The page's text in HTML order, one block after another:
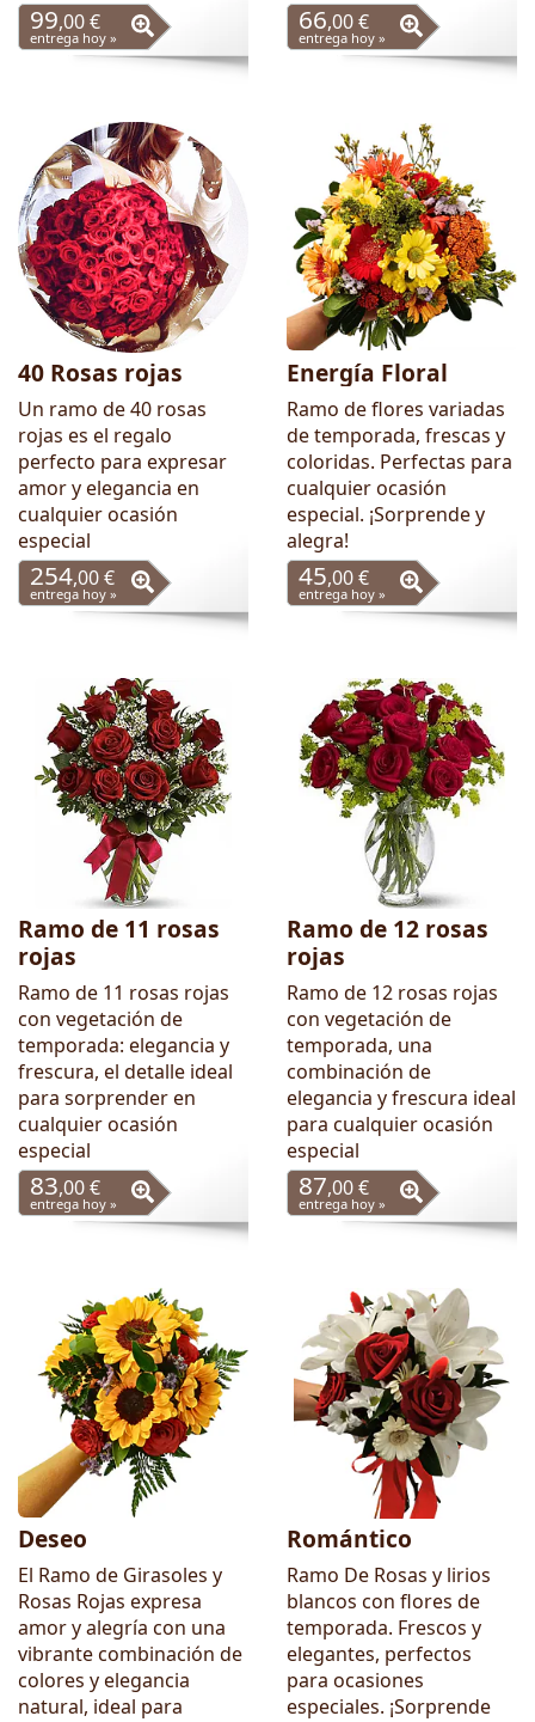
99,00 €
entrega hoy »
66,00 €
entrega hoy »
40 Rosas rojas
Un ramo de 40 rosas
rojas es el regalo
perfecto para expresar
amor y elegancia en
cualquier ocasión
especial
254,00 €
entrega hoy »
Energía Floral
Ramo de flores variadas
de temporada, frescas y
coloridas. Perfectas para
cualquier ocasión
especial. ¡Sorprende y
alegra!
45,00 €
entrega hoy »
Ramo de 11 rosas
rojas
Ramo de 11 rosas rojas
con vegetación de
temporada: elegancia y
frescura, el detalle ideal
para sorprender en
cualquier ocasión
especial
83,00 €
entrega hoy »
Ramo de 12 rosas
rojas
Ramo de 12 rosas rojas
con vegetación de
temporada, una
combinación de
elegancia y frescura ideal
para cualquier ocasión
especial
87,00 €
entrega hoy »
Deseo
El Ramo de Girasoles y
Rosas Rojas expresa
amor y alegría con una
vibrante combinación de
colores y elegancia
natural, ideal para
Romántico
Ramo De Rosas y lirios
blancos con flores de
temporada. Frescos y
elegantes, perfectos
para ocasiones
especiales. ¡Sorprende